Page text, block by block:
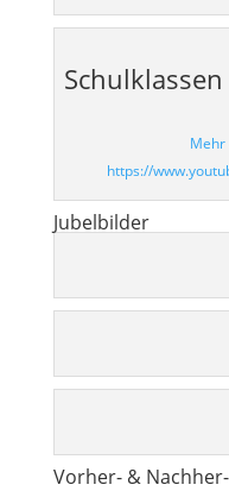
Mehr
https://
Jubelbilder
Vorher- &